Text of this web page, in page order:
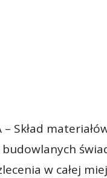
– Skład
budowlanych
w całej